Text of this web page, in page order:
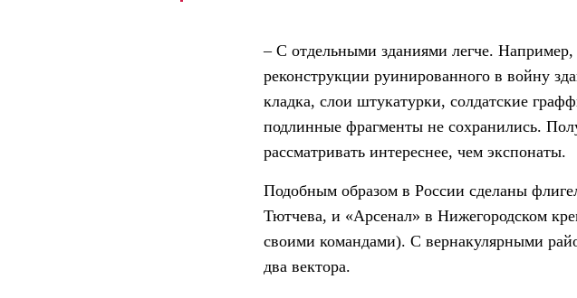
– С отдельными зданиями легче.
реконструкции руинированного в войну
кладка, слои штукатурки, солдатские
подлинные фрагменты не сохранились.
рассматривать интереснее, чем экспонаты.
Подобным образом в России сделаны
Тютчева, и «Арсенал» в Нижегородском
своими командами). С вернакулярными
два вектора.